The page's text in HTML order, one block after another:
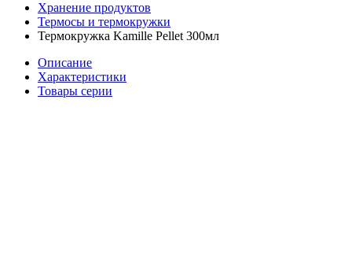
Хранение продуктов
Термосы и термокружки
Термокружка Kamille Pellet 300мл
Описание
Характеристики
Товары серии